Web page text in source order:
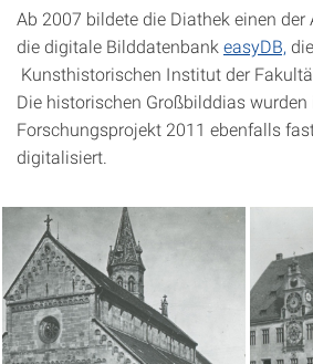
Ab 2007 bildete die Diathek einen
die digitale Bilddatenbank easyDB,
Kunsthistorischen Institut der
Die historischen Großbilddias wurden
Forschungsprojekt 2011 ebenfalls
digitalisiert.